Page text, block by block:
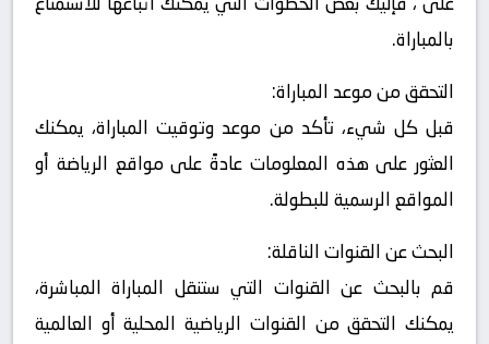
بالمباراة.
التحقق من موعد المباراة:
قبل كل شيء، تأكد من موعد وتوقيت المباراة، يمكنك
العثور على هذه المعلومات عادةً على مواقع الرياضة أو
المواقع الرسمية للبطولة.
البحث عن القنوات الناقلة:
قم بالبحث عن القنوات التي ستنقل المباراة المباشرة،
يمكنك التحقق من القنوات الرياضية المحلية أو العالمية